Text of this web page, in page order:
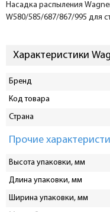
Насадка распыления
W580/585/687/867/995 для
Характеристики
Бренд
Код товара
Страна
Прочие
Высота упаковки, мм
Длина упаковки, мм
Ширина упаковки, мм